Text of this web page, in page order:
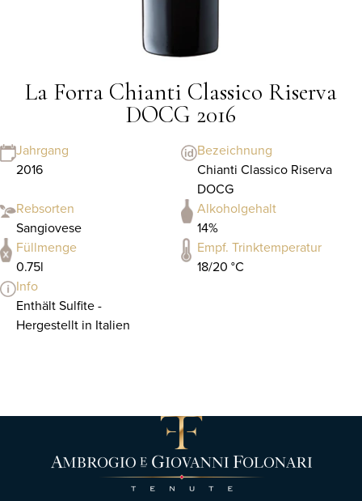
La Forra Chianti Classico Riserva
DOCG 2016
Jahrgang
2016
Bezeichnung
Chianti Classico Riserva
DOCG
Rebsorten
Sangiovese
Alkoholgehalt
14%
Füllmenge
0.75l
Empf. Trinktemperatur
18/20 °C
Info
Enthält Sulfite -
Hergestellt in Italien